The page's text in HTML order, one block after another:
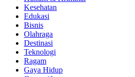
Kesehatan
Edukasi
Bisnis
Olahraga
Destinasi
Teknologi
Ragam
Gaya Hidup